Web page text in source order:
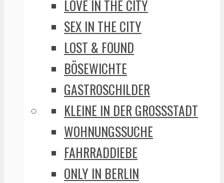
LOVE IN THE CITY
SEX IN THE CITY
LOST & FOUND
BÖSEWICHTE
GASTROSCHILDER
KLEINE IN DER GROSSSTADT
WOHNUNGSSUCHE
FAHRRADDIEBE
ONLY IN BERLIN